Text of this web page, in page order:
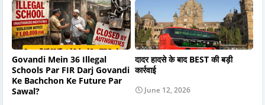
Govandi Mein 36 Illegal
Schools Par FIR Darj Govandi
Ke Bachchon Ke Future Par
Sawal?
दादर हादसे के बाद BEST की बड़ी
कार्रवाई
June 12, 2026